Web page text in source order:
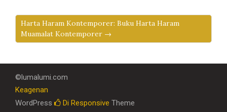
Harta Haram Kontemporer: Buku Harta Haram
Muamalat Kontemporer →
©lumalumi.com
Keagenan
WordPress
Di Responsive Theme